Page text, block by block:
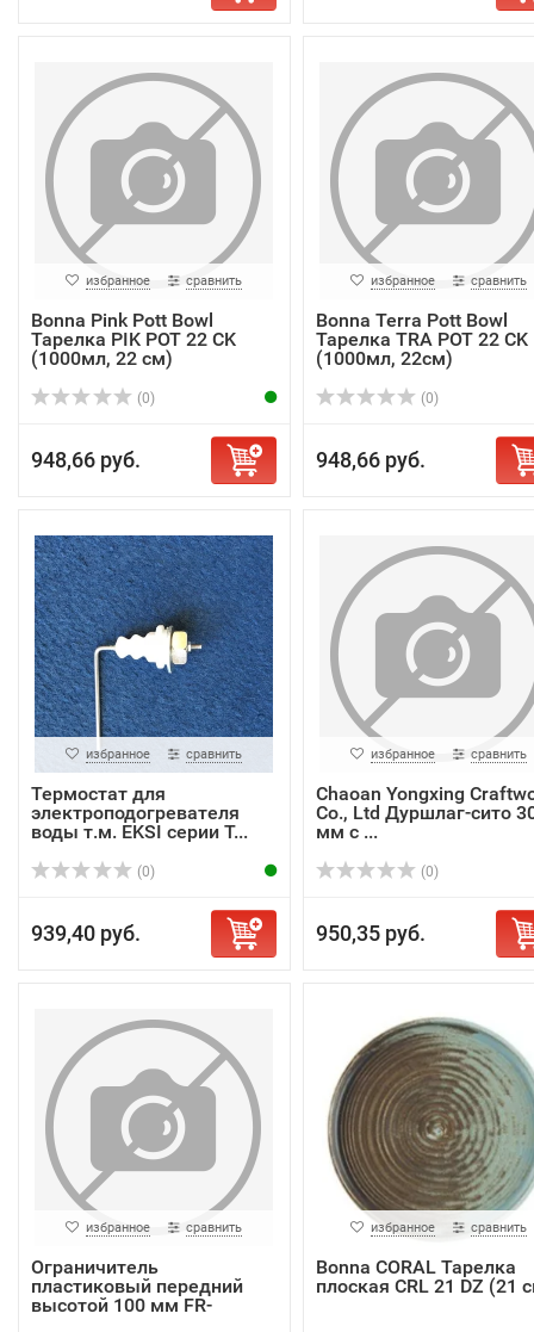
избранное сравнить
Bonna Pink Pott Bowl
Тарелка PIK POT 22 CK
(1000мл, 22 см)
(0)
948,66 руб.
избранное сравнить
Bonna Terra Pott Bowl
Тарелка TRA POT 22 CK
(1000мл, 22см)
(0)
948,66 руб.
избранное сравнить
Термостат для
электроподогревателя
воды т.м. EKSI серии T...
(0)
939,40 руб.
избранное сравнить
Chaoan Yongxing
Co., Ltd Дуршлаг-сито
мм с ...
(0)
950,35 руб.
избранное сравнить
Ограничитель
пластиковый передний
высотой 100 мм FR-
избранное сравнить
Bonna CORAL Тарелка
плоская CRL 21 DZ (21